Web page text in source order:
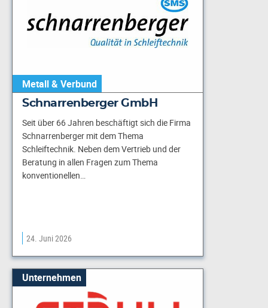
Metall & Verbund
Schnarrenberger GmbH
Seit über 66 Jahren beschäftigt sich die Firma
Schnarrenberger mit dem Thema
Schleiftechnik. Neben dem Vertrieb und der
Beratung in allen Fragen zum Thema
konventionellen…
24. Juni 2026
Unternehmen